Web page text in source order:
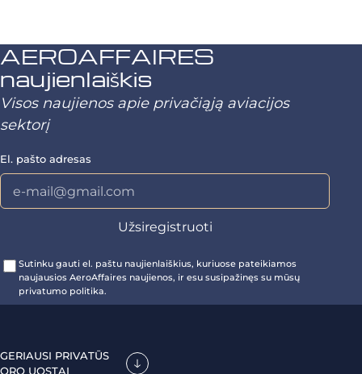
AEROAFFAIRES
naujienlaiškis
Visos naujienos apie privačiąją aviacijos
sektorį
El. pašto adresas
Sutinku gauti el. paštu naujienlaiškius, kuriuose pateikiamos
naujausios AeroAffaires naujienos, ir esu susipažinęs su mūsų
privatumo politika.
GERIAUSI PRIVATŪS
ORO UOSTAI